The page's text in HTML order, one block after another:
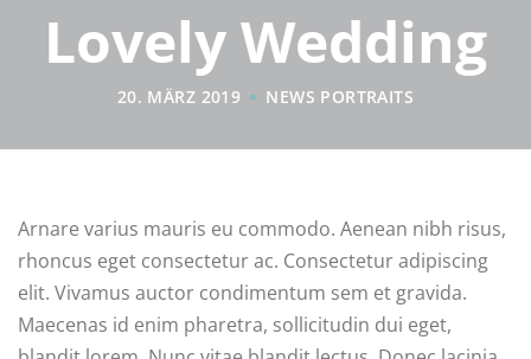
Lovely Wedding
20. MÄRZ 2019 NEWS PORTRAITS
Arnare varius mauris eu commodo. Aenean nibh risus,
rhoncus eget consectetur ac. Consectetur adipiscing
elit. Vivamus auctor condimentum sem et gravida.
Maecenas id enim pharetra, sollicitudin dui eget,